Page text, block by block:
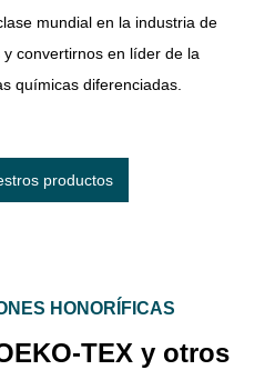
mundial en la industria de
convertirnos en líder de la
químicas diferenciadas.
productos
HONORÍFICAS
TEX y otros